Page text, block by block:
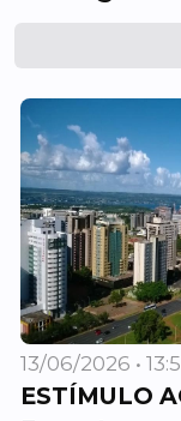
13/06/2026 •
ESTÍMULO